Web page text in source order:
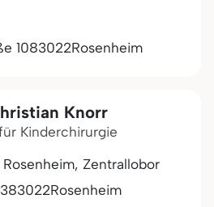
1083022Rosenheim
Knorr
Kinderchirurgie
Zentrallobor
83022Rosenheim